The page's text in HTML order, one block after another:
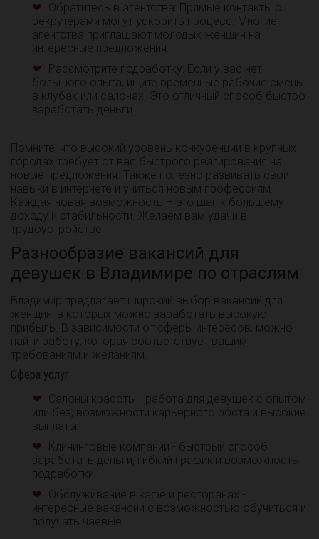
Обратитесь в агентства: Прямые контакты с
рекрутерами могут ускорить процесс. Многие
агентства приглашают молодых женщин на
интересные предложения.
Рассмотрите подработку: Если у вас нет
большого опыта, ищите временные рабочие смены
в клубах или салонах. Это отличный способ быстро
заработать деньги.
Помните, что высокий уровень конкуренции в крупных
городах требует от вас быстрого реагирования на
новые предложения. Также полезно развивать свои
навыки в интернете и учиться новым профессиям.
Каждая новая возможность – это шаг к большему
доходу и стабильности. Желаем вам удачи в
трудоустройстве!
Разнообразие вакансий для
девушек в Владимире по отраслям
Владимир предлагает широкий выбор вакансий для
женщин, в которых можно заработать высокую
прибыль. В зависимости от сферы интересов, можно
найти работу, которая соответствует вашим
требованиям и желаниям.
Сфера услуг:
Салоны красоты - работа для девушек с опытом
или без, возможности карьерного роста и высокие
выплаты.
Клининговые компании - быстрый способ
заработать деньги, гибкий график и возможность
подработки.
Обслуживание в кафе и ресторанах -
интересные вакансии с возможностью обучиться и
получать чаевые.